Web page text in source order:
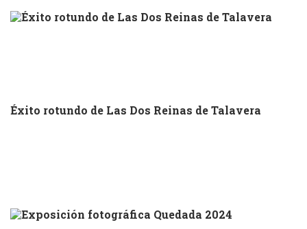
Éxito rotundo de Las Dos Reinas de Talavera